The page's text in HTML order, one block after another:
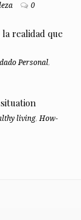
0
realidad que
Personal,
living, How-